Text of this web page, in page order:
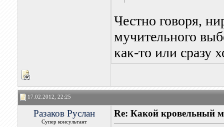
Честно говоря,
мучительного
как-то или сразу
17.02.2012, 22:25
Разаков Руслан
Супер консультант
Re: Какой кровельный